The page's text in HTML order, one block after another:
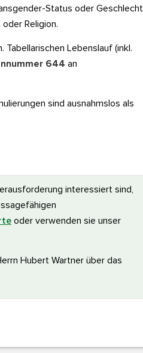
Status oder Geschlecht,
Religion.
Lebenslauf (inkl.
644 an
sind ausnahmslos als
interessiert sind,
oder verwenden sie unser
Hubert Wartner über das